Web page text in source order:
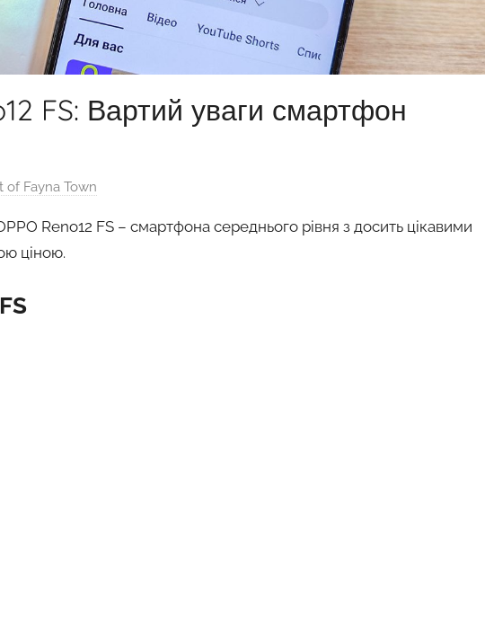
FS: Вартий уваги смартфон
of Fayna Town
Reno12 FS – смартфона середнього рівня з досить цікавими
ціною.